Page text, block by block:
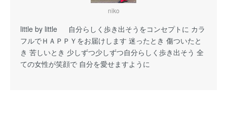
niko
little by little 自分らしく歩き出そうをコンセプトに カラ
フルでＨＡＰＰＹをお届けします 迷ったとき 傷ついたと
き 苦しいとき 少しずつ少しずつ自分らしく歩き出そう 全
ての女性が笑顔で 自分を愛せますように